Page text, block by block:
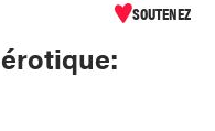
SOUTENEZ